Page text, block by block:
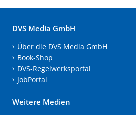
DVS Media GmbH
Über die DVS Media GmbH
Book-Shop
DVS-Regelwerksportal
JobPortal
Weitere Medien